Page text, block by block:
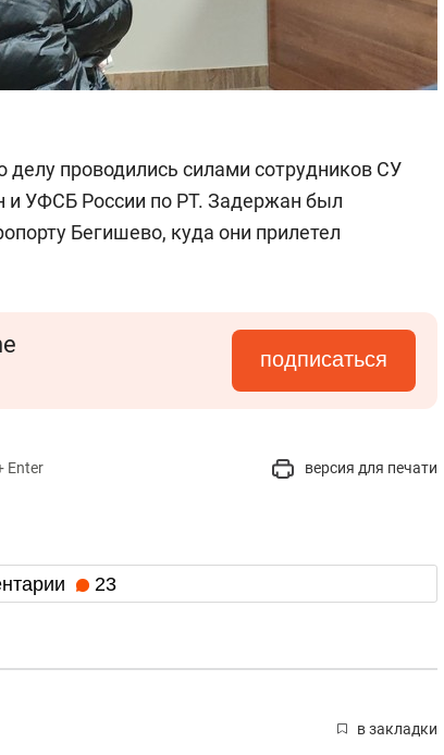
проводились силами сотрудников СУ
и УФСБ России по РТ. Задержан был
Бегишево, куда они прилетел
подписаться
Enter версия для печати
23
в закладки